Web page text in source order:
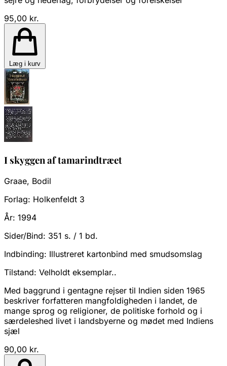
95,00 kr.
Læg i kurv
I skyggen af tamarindtræet
Graae, Bodil
Forlag: Holkenfeldt 3
År: 1994
Sider/Bind: 351 s. / 1 bd.
Indbinding: Illustreret kartonbind med smudsomslag
Tilstand: Velholdt eksemplar..
Med baggrund i gentagne rejser til Indien siden 1965
beskriver forfatteren mangfoldigheden i landet, de
mange sprog og religioner, de politiske forhold og i
særdeleshed livet i landsbyerne og mødet med Indiens
sjæl
90,00 kr.